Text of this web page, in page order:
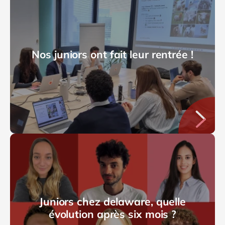
Le bootcamp, c’est une formation assez riche,
construite autour de plusieurs volets. Le premier aspect
est davantage lié à la forme : on nous apprend ce qu’est
le métier de consultant, à quoi il correspond
concrètement. Ensuite, on nous apprend à adopter une
posture de consultant : qu’est‑ce que cela signifie,
comment avoir la bonne posture face au client,
notamment. Il y a aussi un aspect plus technique : étant
consultant SAP, on nous apprend à nous approprier les
solutions sur lesquelles nous allons travailler, celles qui
seront vendues au client et sur lesquelles nous serons
amenés à intervenir.
Il y a enfin l’aspect humain du bootcamp. Je l’ai dit tout à
l’heure : nous avons été amenés à travailler avec
différents bootcampeurs venant de tous horizons. Et ça,
c’est quelque chose de très riche. C’est aussi ce qui
nous permet, dans les projets du quotidien, de savoir
Nos juniors ont fait leur rentrée !
Juniors chez delaware, quelle
évolution après six mois ?